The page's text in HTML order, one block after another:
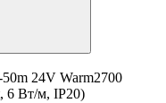
24V Warm2700
6 Вт/м, IP20)